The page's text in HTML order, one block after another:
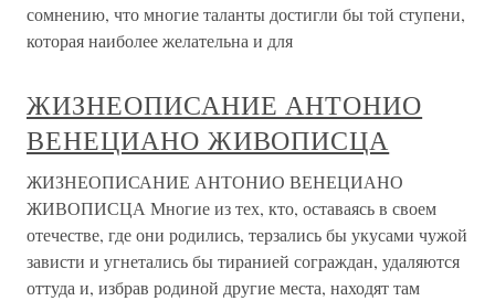
сомнению, что многие таланты достигли бы той ступени,
которая наиболее желательна и для
ЖИЗНЕОПИСАНИЕ АНТОНИО
ВЕНЕЦИАНО ЖИВОПИСЦА
ЖИЗНЕОПИСАНИЕ АНТОНИО ВЕНЕЦИАНО
ЖИВОПИСЦА Многие из тех, кто, оставаясь в своем
отечестве, где они родились, терзались бы укусами чужой
зависти и угнетались бы тиранией сограждан, удаляются
оттуда и, избрав родиной другие места, находят там